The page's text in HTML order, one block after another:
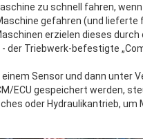
zu schnell fahren,
gefahren (und
erzielen dieses
der Triebwerk-befestigte
Sensor und dann unter
ECU gespeichert werden,
oder Hydraulikantrieb,